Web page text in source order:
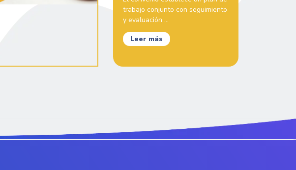
trabajo conjunto con seguimiento
y evaluación ...
Leer más